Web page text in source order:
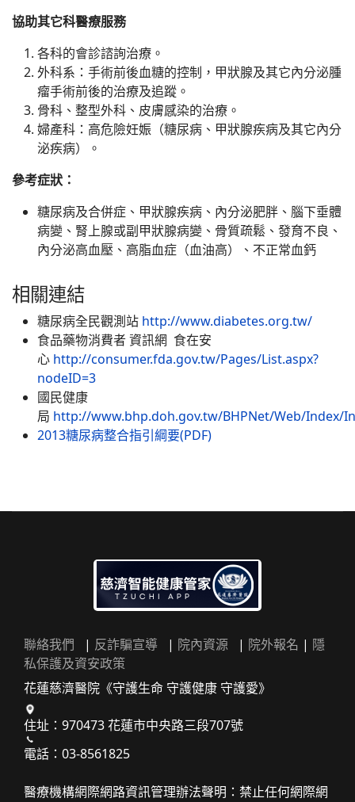
協助其它科醫療服務
各科的會診諮詢治療。
外科系：手術前後血糖的控制，甲狀腺及其它內分泌腫
瘤手術前後的治療及追蹤。
骨科、整型外科、皮膚感染的治療。
婦產科：高危險妊娠（糖尿病、甲狀腺疾病及其它內分
泌疾病）。
參考症狀：
糖尿病及合併症、甲狀腺疾病、內分泌肥胖、腦下垂體
病變、腎上腺或副甲狀腺病變、骨質疏鬆、發育不良、
內分泌高血壓、高脂血症（血油高）、不正常血鈣
相關連結
糖尿病全民觀測站 http://www.diabetes.org.tw/
食品藥物消費者 資訊網 食在安
心 http://consumer.fda.gov.tw/Pages/List.aspx?
nodeID=3
國民健康
局 http://www.bhp.doh.gov.tw/BHPNet/Web/Index/
2013糖尿病整合指引綱要(PDF)
聯絡我們 | 反詐騙宣導 | 院內資源 | 院外報名 | 隱
私保護及資安政策
花蓮慈濟醫院《守護生命 守護健康 守護愛》
住址：970473 花蓮市中央路三段707號
電話：03-8561825
醫療機構網際網路資訊管理辦法聲明：禁止任何網際網